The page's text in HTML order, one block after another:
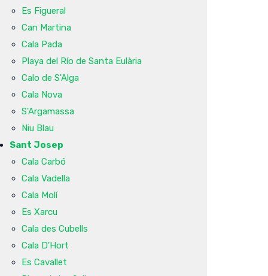
Es Figueral
Can Martina
Cala Pada
Playa del Río de Santa Eulària
Calo de S'Alga
Cala Nova
S'Argamassa
Niu Blau
Sant Josep
Cala Carbó
Cala Vadella
Cala Molí
Es Xarcu
Cala des Cubells
Cala D'Hort
Es Cavallet